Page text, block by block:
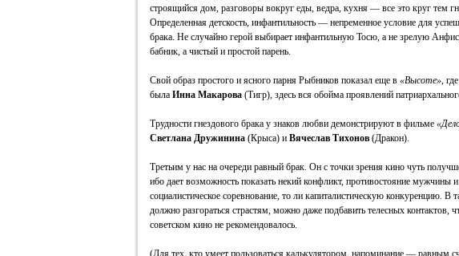
строящийся дом, разговоры вокруг еды, ведра, кухня — все это круг тем
Определенная детскость, инфантильность — непременное условие для
брака. Не случайно герой выбирает инфантильную Тосю, а не зрелую
бабник, а чистый и простой парень.
Свой образ простого и ясного парня Рыбников показал еще в «Высоте»,
была Инна Макарова (Тигр), здесь вся обойма проявлений
Трудности гнездового брака у знаков любви демонстрируют в фильме
Светлана Дружинина (Крыса) и Вячеслав Тихонов (Дракон).
Третьим у нас на очереди равный брак. Он с точки зрения кино чуть
ибо дает возможность показать некий конфликт, противостояние
социалистическое соревнование, то ли капиталистическую конкуренцию. В
должно разгораться страстям, можно даже подбавить телесных контактов,
советском кино не рекомендовалось.
(Для тех, кто умеет пользоваться калькулятором, напоминание — равным